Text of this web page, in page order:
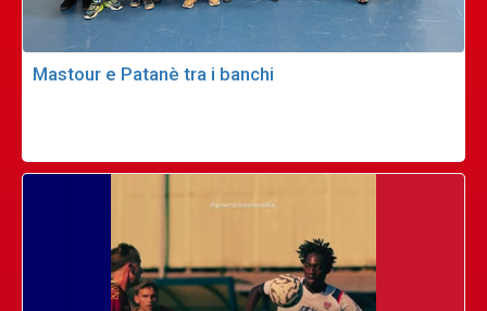
Mastour e Patanè tra i banchi